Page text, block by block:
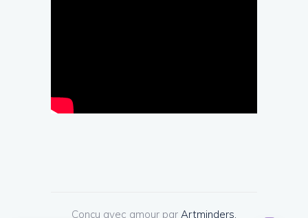
Conçu avec amour par Artminders.